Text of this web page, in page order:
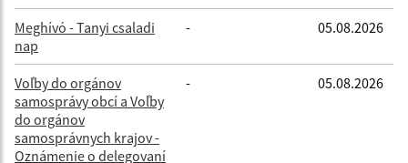
Meghívó - Tanyi csaladi
nap
- 05.08.2026
Voľby do orgánov
samosprávy obcí a Voľby
do orgánov
samosprávnych krajov -
Oznámenie o delegovaní
- 05.08.2026